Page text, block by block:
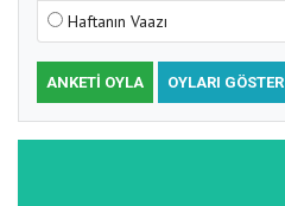
Haftanın Vaazı
ANKETI OYLA OYLARI GÖSTER